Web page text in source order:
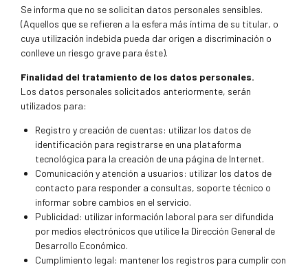
Se informa que no se solicitan datos personales sensibles.
(Aquellos que se refieren a la esfera más íntima de su titular, o
cuya utilización indebida pueda dar origen a discriminación o
conlleve un riesgo grave para éste).
Finalidad del tratamiento de los datos personales.
Los datos personales solicitados anteriormente, serán
utilizados para:
Registro y creación de cuentas: utilizar los datos de
identificación para registrarse en una plataforma
tecnológica para la creación de una página de Internet.
Comunicación y atención a usuarios: utilizar los datos de
contacto para responder a consultas, soporte técnico o
informar sobre cambios en el servicio.
Publicidad: utilizar información laboral para ser difundida
por medios electrónicos que utilice la Dirección General de
Desarrollo Económico.
Cumplimiento legal: mantener los registros para cumplir con